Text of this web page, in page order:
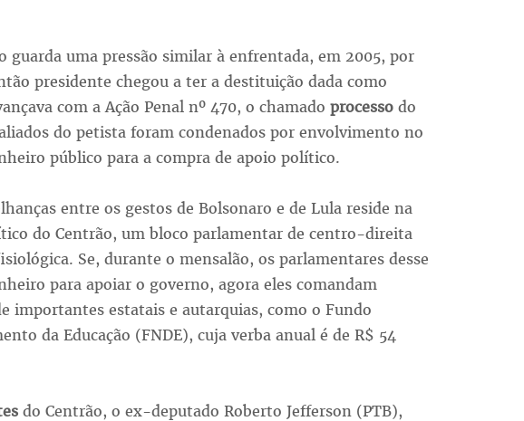
guarda uma pressão similar à enfrentada, em 2005, por
presidente chegou a ter a destituição dada como
com a Ação Penal nº 470, o chamado processo do
do petista foram condenados por envolvimento no
público para a compra de apoio político.
entre os gestos de Bolsonaro e de Lula reside na
do Centrão, um bloco parlamentar de centro-direita
Se, durante o mensalão, os parlamentares desse
para apoiar o governo, agora eles comandam
importantes estatais e autarquias, como o Fundo
da Educação (FNDE), cuja verba anual é de R$ 54
do Centrão, o ex-deputado Roberto Jefferson (PTB),